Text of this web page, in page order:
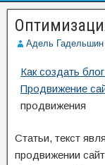
Адель Гадельшин
Как создать
Продвижение
продвижения
Статьи, текст
продвижении